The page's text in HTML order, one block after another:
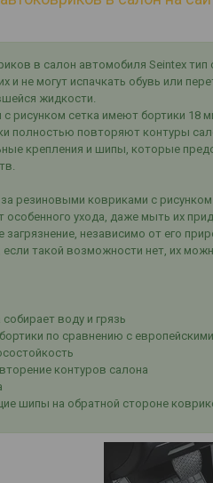
в салон автомобиля Seintex
и не могут испачкать обувь или
жидкости.
рисунком сетка имеют бортики 18
полностью повторяют контуры
крепления и шипы, которые
резиновыми ковриками с рисунком
особенного ухода, даже мыть их
загрязнение, независимо от его
такой возможности нет, их
собирает воду и грязь
по сравнению с
контуров салона
шипы на обратной стороне